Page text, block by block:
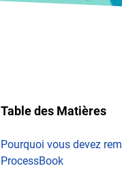
Table des Matières
Pourquoi vous devez
ProcessBook